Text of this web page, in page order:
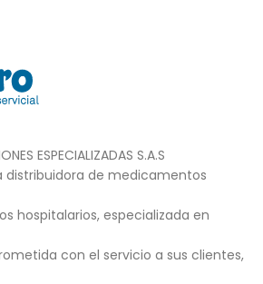
ESPECIALIZADAS S.A.S
distribuidora de medicamentos
hospitalarios, especializada en
con el servicio a sus clientes,